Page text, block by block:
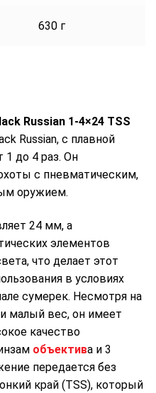
630 г
Russian 1-4×24 TSS
Russian, с плавной
1 до 4 раз. Он
с пневматическим,
оружием.
24 мм, а
элементов
что делает этот
в условиях
сумерек. Несмотря на
малый вес, он имеет
качество
объектива и 3
передается без
край (TSS), который